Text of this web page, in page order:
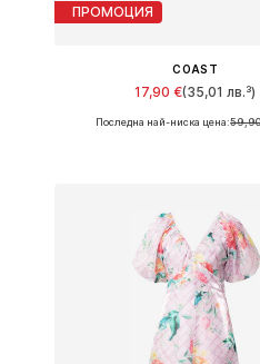
ПРОМОЦИЯ
COAST
17,90 €(35,01 лв.³)
Налични размери: S, M
Последна най-ниска цена: